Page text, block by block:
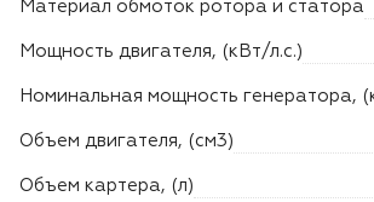
Материал обмоток ротора и статора
Мощность двигателя, (кВт/л.с.)
Номинальная мощность генератора,
Объем двигателя, (см3)
Объем картера, (л)